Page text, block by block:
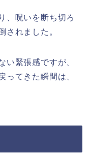
、呪いを断ち切ろ
されました。
い緊張感ですが、
ってきた瞬間は、